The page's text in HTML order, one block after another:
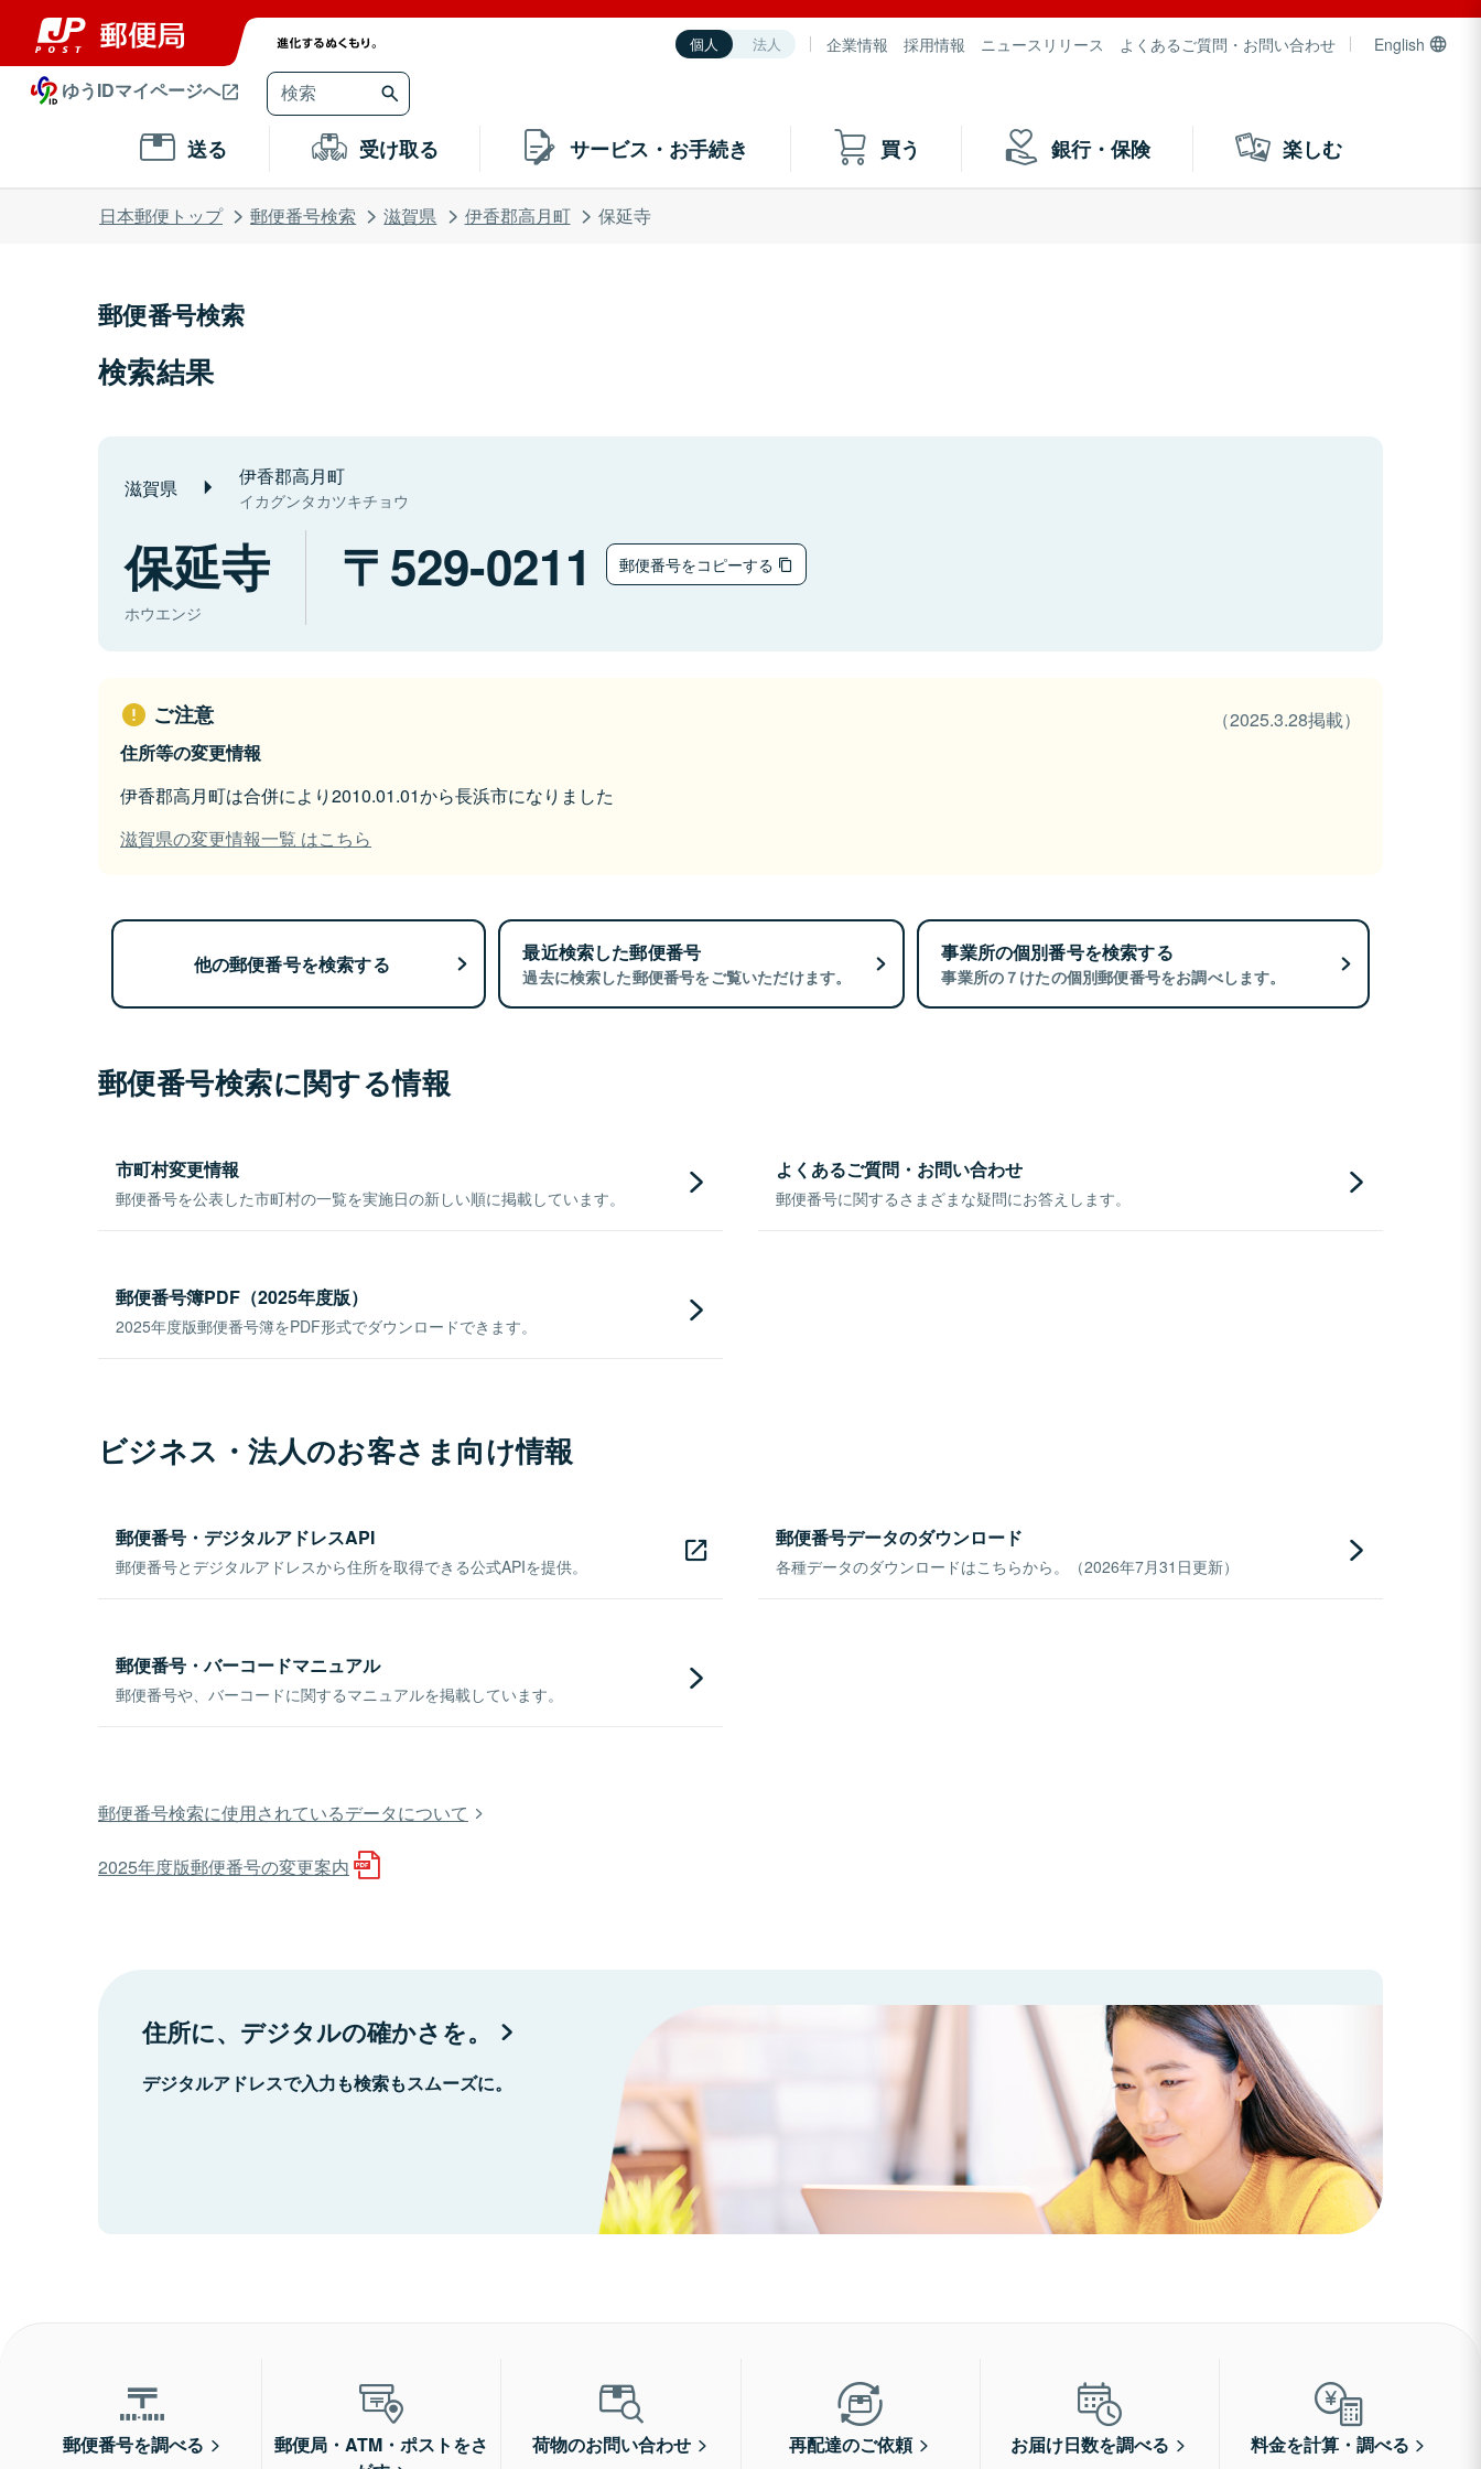
個人 法人 企業情報 採用情報 ニュースリリース よくあるご質問・お問い合わせ English
ゆうIDマイページへ
送る 受け取る サービス・お手続き 買う 銀行・保険 楽しむ
日本郵便トップ 郵便番号検索 滋賀県 伊香郡高月町 保延寺
郵便番号検索
検索結果
滋賀県 伊香郡高月町
イカグンタカツキチョウ
保延寺
ホウエンジ
529-0211 郵便番号をコピーする
ご注意
（2025.3.28掲載）
住所等の変更情報
伊香郡高月町は合併により2010.01.01から長浜市になりました
滋賀県の変更情報一覧 はこちら
他の郵便番号を検索する 最近検索した郵便番号
過去に検索した郵便番号をご覧いただけます。
事業所の個別番号を検索する
事業所の７けたの個別郵便番号をお調べします。
郵便番号検索に関する情報
市町村変更情報
郵便番号を公表した市町村の一覧を実施日の新しい順に掲載しています。
よくあるご質問・お問い合わせ
郵便番号に関するさまざまな疑問にお答えします。
郵便番号簿PDF（2025年度版）
2025年度版郵便番号簿をPDF形式でダウンロードできます。
ビジネス・法人のお客さま向け情報
郵便番号・デジタルアドレスAPI
郵便番号とデジタルアドレスから住所を取得できる公式APIを提供。
郵便番号データのダウンロード
各種データのダウンロードはこちらから。（2026年7月31日更新）
郵便番号・バーコードマニュアル
郵便番号や、バーコードに関するマニュアルを掲載しています。
郵便番号検索に使用されているデータについて
2025年度版郵便番号の変更案内
住所に、デジタルの確かさを。
デジタルアドレスで入力も検索もスムーズに。
郵便番号を調べる
郵便局・ATM・ポストをさ
荷物のお問い合わせ 再配達のご依頼 お届け日数を調べる 料金を計算・調べる